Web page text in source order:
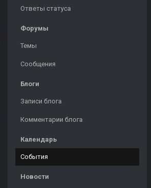
Ответы статуса
Форумы
Темы
Сообщения
Блоги
Записи блога
Комментарии блога
Календарь
События
Новости